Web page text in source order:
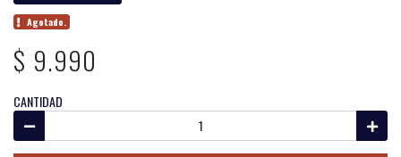
Agotado.
$ 9.990
CANTIDAD